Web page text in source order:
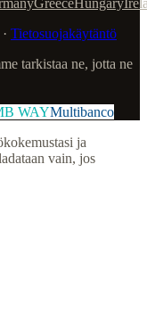
GreeceHungary
Tietosuojakäytäntö
tarkistaa ne, jotta ne
WAYMultibanco
ja
vain, jos